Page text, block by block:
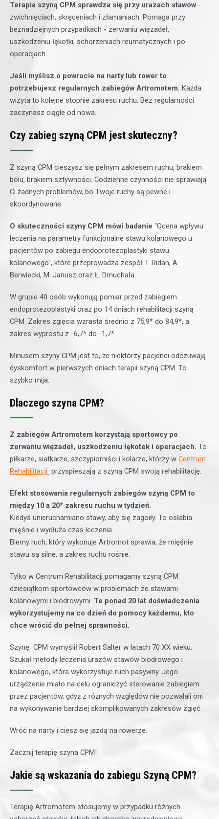
Terapia szyną CPM sprawdza się przy urazach stawów -
zwichnięciach, skręceniach i złamaniach. Pomaga przy
beznadziejnych przypadkach - zerwaniu więzadeł,
uszkodzeniu łękotki, schorzeniach reumatycznych i po
operacjach.
Jeśli myślisz o powrocie na narty lub rower to
potrzebujesz regularnych zabiegów Artromotem. Każda
wizyta to kolejne stopnie zakresu ruchu. Bez regularności
zaczynasz ciągle od nowa.
Czy zabieg szyną CPM jest skuteczny?
Z szyną CPM cieszysz się pełnym zakresem ruchu, brakiem
bólu, brakiem sztywności. Codzienne czynności nie sprawiają
Ci żadnych problemów, bo Twoje ruchy są pewne i
skoordynowane.
O skuteczności szyny CPM mówi badanie "Ocena wpływu
leczenia na parametry funkcjonalne stawu kolanowego u
pacjentów po zabiegu endoprotezoplastyki stawu
kolanowego", które przeprowadza zespół T. Ridan, A.
Berwiecki, M. Janusz oraz Ł. Dmuchała.
W grupie 40 osób wykonują pomiar przed zabiegiem
endoprotezoplastyki oraz po 14 dniach rehabilitacji szyną
CPM. Zakres zgięcia wzrasta średnio z 75,9* do 84,9*, a
zakres wyprostu z -6,7* do -1,7*.
Minusem szyny CPM jest to, że niektórzy pacjenci odczuwają
dyskomfort w pierwszych dniach terapii szyną CPM. To
szybko mija.
Dlaczego szyna CPM?
Z zabiegów Artromotem korzystają sportowcy po
zerwaniu więzadeł, uszkodzeniu łękotek i operacjach. To
piłkarze, siatkarze, szczypiorniści i kolarze, którzy w Centrum
Rehabilitacji przyspieszają z szyną CPM swoją rehabilitację.
Efekt stosowania regularnych zabiegów szyną CPM to
między 10 a 20* zakresu ruchu w tydzień.
Kiedyś unieruchamiano stawy, aby się zagoiły. To osłabia
mięśnie i wydłuża czas leczenia.
Bierny ruch, który wykonuje Artromot sprawia, że mięśnie
stawu są silne, a zakres ruchu rośnie.
Tylko w Centrum Rehabilitacji pomagamy szyną CPM
dziesiątkom sportowców w problemach ze stawami
kolanowymi i biodrowymi. Te ponad 20 lat doświadczenia
wykorzystujemy na co dzień do pomocy każdemu, kto
chce wrócić do pełnej sprawności.
Szynę CPM wymyślił Robert Salter w latach 70 XX wieku.
Szukał metody leczenia urazów stawów biodrowego i
kolanowego, która wykorzystuje ruch pasywny. Jego
urządzenie miało na celu ograniczyć sterowanie zabiegiem
przez pacjentów, gdyż z różnych względów nie pozwalali oni
na wykonywanie bardziej skomplikowanych zakresów zgięć.
Wróć na narty i ciesz się jazdą na rowerze.
Zacznij terapię szyna CPM!
Jakie są wskazania do zabiegu Szyną CPM?
Terapię Artromotem stosujemy w przypadku różnych